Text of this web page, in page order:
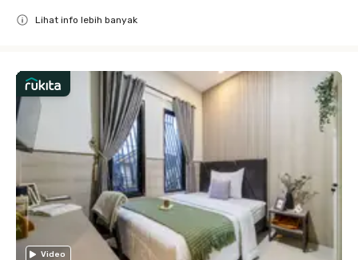
Lihat info lebih banyak
Video